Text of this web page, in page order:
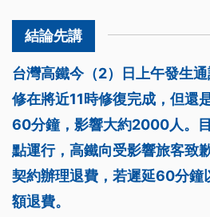
台灣高鐵今（2）日上午發生
修在將近11時修復完成，但還
60分鐘，影響大約2000人。
點運行，高鐵向受影響旅客致
契約辦理退費，若遲延60分鐘
額退費。